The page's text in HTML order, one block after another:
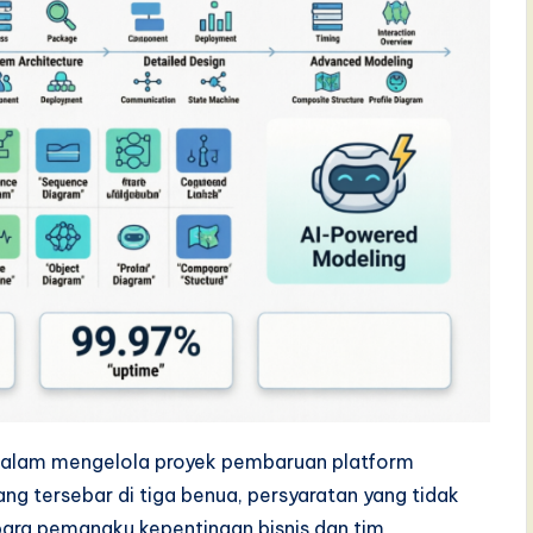
mengelola proyek pembaruan platform
tersebar di tiga benua, persyaratan yang tidak
pemangku kepentingan bisnis dan tim